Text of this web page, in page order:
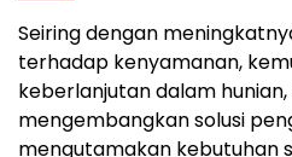
Seiring dengan
terhadap kenyamanan,
keberlanjutan dalam hunian,
mengembangkan solusi
mengutamakan kebutuhan